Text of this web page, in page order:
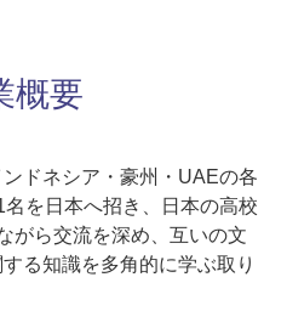
概要
ドネシア・豪州・UAEの各
を日本へ招き、日本の高校
がら交流を深め、互いの文
る知識を多角的に学ぶ取り